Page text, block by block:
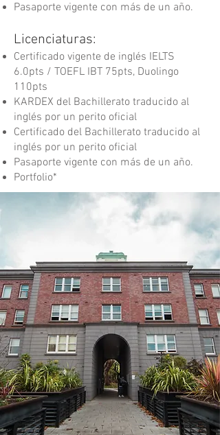
Pasaporte vigente con más de un año.
Licenciaturas:
Certificado vigente de inglés IELTS
6.0pts / TOEFL IBT 75pts, Duolingo
110pts
KARDEX del Bachillerato traducido al
inglés por un perito oficial
Certificado del Bachillerato traducido al
inglés por un perito oficial
Pasaporte vigente con más de un año.
Portfolio*